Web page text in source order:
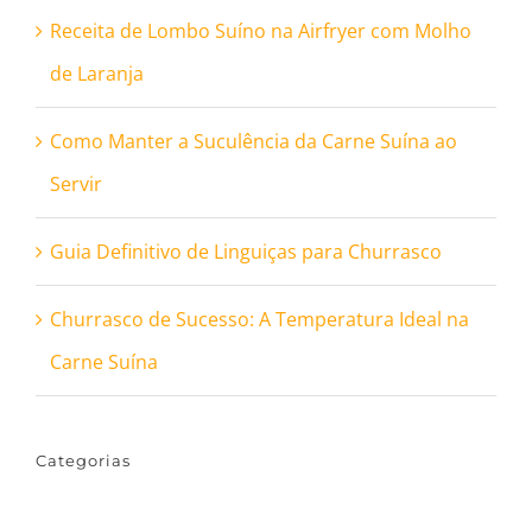
Receita de Lombo Suíno na Airfryer com Molho
de Laranja
Como Manter a Suculência da Carne Suína ao
Servir
Guia Definitivo de Linguiças para Churrasco
Churrasco de Sucesso: A Temperatura Ideal na
Carne Suína
Categorias